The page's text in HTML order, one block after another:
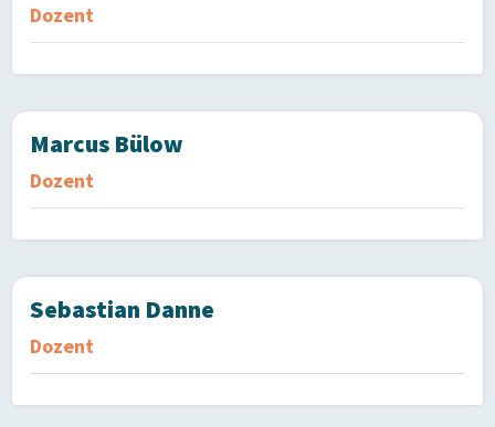
Dozent
Marcus Bülow
Dozent
Sebastian Danne
Dozent